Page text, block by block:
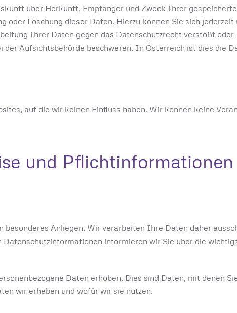
über Herkunft, Empfänger und Zweck Ihrer
oder Löschung dieser Daten. Hierzu können Sie sich
Ihrer Daten gegen das Datenschutzrecht verstößt
der Aufsichtsbehörde beschweren. In Österreich ist dies die
auf die wir keinen Einfluss haben. Wir können keine
und Pflichtinformationen
Anliegen. Wir verarbeiten Ihre Daten daher
Datenschutzinformationen informieren wir Sie über die
Daten erhoben. Dies sind Daten, mit denen
wir erheben und wofür wir sie nutzen.